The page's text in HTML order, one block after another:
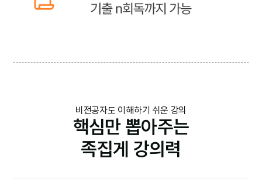
비전공자도 이해하기 쉬운 강의
핵심만 뽑아주는
족집게 강의력